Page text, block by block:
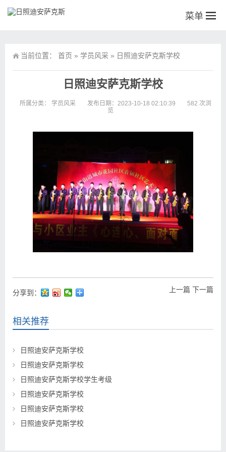
菜单
当前位置： 首页 » 学员风采 » 日照迪安萨克斯学校
日照迪安萨克斯学校
所属分类： 学员风采 发布日期：2023-10-18 02:10:39
582 次浏
览
上一篇 下一篇
分享到：
相关推荐
日照迪安萨克斯学校
日照迪安萨克斯学校
日照迪安萨克斯学校学生考级
日照迪安萨克斯学校
日照迪安萨克斯学校
日照迪安萨克斯学校